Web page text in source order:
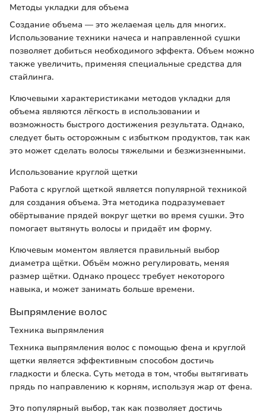
Методы укладки для объема
Создание объема — это желаемая цель для многих.
Использование техники начеса и направленной сушки
позволяет добиться необходимого эффекта. Объем можно
также увеличить, применяя специальные средства для
стайлинга.
Ключевыми характеристиками методов укладки для
объема являются лёгкость в использовании и
возможность быстрого достижения результата. Однако,
следует быть осторожным с избытком продуктов, так как
это может сделать волосы тяжелыми и безжизненными.
Использование круглой щетки
Работа с круглой щеткой является популярной техникой
для создания объема. Эта методика подразумевает
обёртывание прядей вокруг щетки во время сушки. Это
помогает вытянуть волосы и придаёт им форму.
Ключевым моментом является правильный выбор
диаметра щётки. Объём можно регулировать, меняя
размер щётки. Однако процесс требует некоторого
навыка, и может занимать больше времени.
Выпрямление волос
Техника выпрямления
Техника выпрямления волос с помощью фена и круглой
щетки является эффективным способом достичь
гладкости и блеска. Суть метода в том, чтобы вытягивать
прядь по направлению к корням, используя жар от фена.
Это популярный выбор, так как позволяет достичь